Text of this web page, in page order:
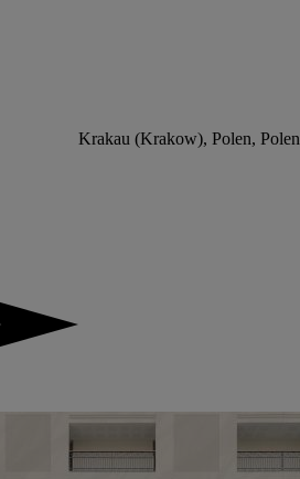
Krakau (Krakow), Polen, Polen